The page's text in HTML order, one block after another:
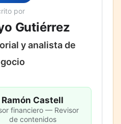
por
Gutiérrez
y analista de
Ramón Castell
financiero — Revisor
de contenidos